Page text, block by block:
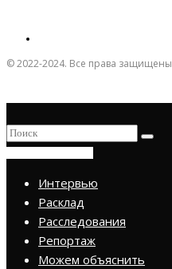
© 2022-2024. Все права защищены
Интервью
Расклад
Расследования
Репортаж
Можем объяснить